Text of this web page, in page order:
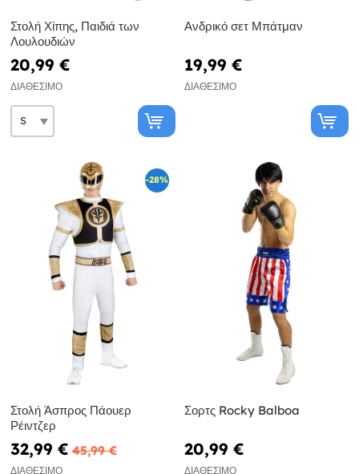
Στολή Χίπης, Παιδιά των
Λουλουδιών
20,99 €
ΔΙΑΘΈΣΙΜΟ
Ανδρικό σετ Μπάτμαν
19,99 €
ΔΙΑΘΈΣΙΜΟ
-28%
Στολή Άσπρος Πάουερ
Ρέιντζερ
32,99 € 45,99 €
ΔΙΑΘΈΣΙΜΟ
Σορτς Rocky Balboa
20,99 €
ΔΙΑΘΈΣΙΜΟ